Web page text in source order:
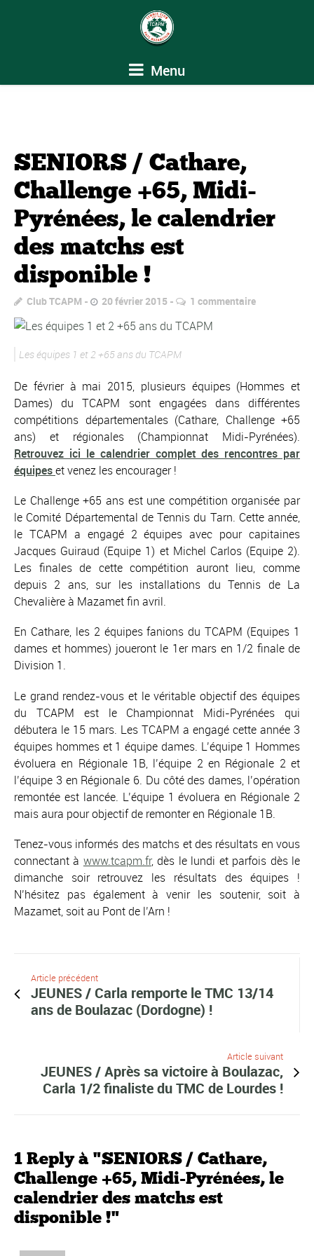
Menu
SENIORS / Cathare,
Challenge +65, Midi-
Pyrénées, le calendrier
des matchs est
disponible !
Club TCAPM 20 février 2015 1 commentaire
Les équipes 1 et 2 +65 ans du TCAPM
De février à mai 2015, plusieurs équipes (Hommes et
Dames) du TCAPM sont engagées dans différentes
compétitions départementales (Cathare, Challenge +65
ans) et régionales (Championnat Midi-Pyrénées).
Retrouvez ici le calendrier complet des rencontres par
équipesetvenez les encourager !
Le Challenge +65 ans est une compétition organisée par
le Comité Départemental de Tennis du Tarn. Cette année,
le TCAPM a engagé 2 équipes avec pour capitaines
Jacques Guiraud (Equipe 1) et Michel Carlos (Equipe 2).
Les finales de cette compétition auront lieu, comme
depuis 2 ans, sur les installations du Tennis de La
Chevalière à Mazamet fin avril.
En Cathare, les 2 équipes fanions du TCAPM (Equipes 1
dames et hommes) joueront le 1er mars en 1/2 finale de
Division 1.
Le grand rendez-vous et le véritable objectif des équipes
du TCAPM est le Championnat Midi-Pyrénées qui
débutera le 15 mars. Les TCAPM a engagé cette année 3
équipes hommes et 1 équipe dames. L’équipe 1 Hommes
évoluera en Régionale 1B, l’équipe 2 en Régionale 2 et
l’équipe 3 en Régionale 6. Du côté des dames, l’opération
remontée est lancée. L’équipe 1 évoluera en Régionale 2
mais aura pour objectif de remonter en Régionale 1B.
Tenez-vous informés des matchs et des résultats en vous
connectant à www.tcapm.fr, dès le lundi et parfois dès le
dimanche soir retrouvez les résultats des équipes !
N’hésitez pas également à venir les soutenir, soit à
Mazamet, soit au Pont de l’Arn !
Article précédent
JEUNES / Carla remporte le TMC 13/14
ans de Boulazac (Dordogne) !
Article suivant
JEUNES / Après sa victoire à Boulazac,
Carla 1/2 finaliste du TMC de Lourdes !
1 Reply à "SENIORS / Cathare,
Challenge +65, Midi-Pyrénées, le
calendrier des matchs est
disponible !"